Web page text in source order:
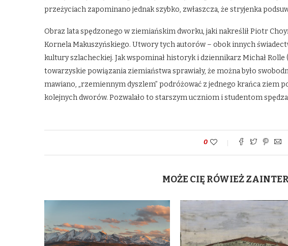
przeżyciach zapominano jednak szybko, zwłaszcza, że stryjenka
Obraz lata spędzonego w ziemiańskim dworku, jaki nakreślił Piotr
Kornela Makuszyńskiego. Utwory tych autorów – obok innych
kultury szlacheckiej. Jak wspominał historyk i dziennikarz Michał
towarzyskie powiązania ziemiaństwa sprawiały, że można było
mawiano, „rzemiennym dyszlem” podróżować z jednego krańca ziem
kolejnych dworów. Pozwalało to starszym uczniom i studentom
0
MOŻE CIĘ RÓWIEŻ